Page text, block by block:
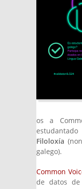
os a
Filoloxía
galego).
Common
de datos de